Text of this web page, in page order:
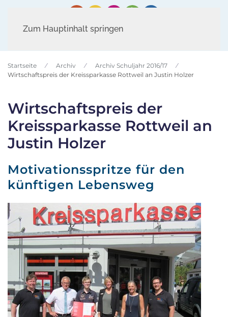
Zum Hauptinhalt springen
Startseite Archiv
Archiv Schuljahr 2016/17
Wirtschaftspreis der Kreissparkasse Rottweil an Justin Holzer
Wirtschaftspreis der
Kreissparkasse Rottweil an
Justin Holzer
Motivationsspritze für den
künftigen Lebensweg